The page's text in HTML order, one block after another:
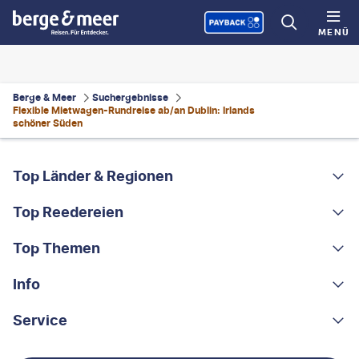
MENÜ
Berge & Meer
Suchergebnisse
Flexible Mietwagen-Rundreise ab/an Dublin: Irlands
schöner Süden
Footer navigation
Top Länder & Regionen
Portugal
Albanien
Griechenland
Top Reedereien
AIDA
MSC Cruises
Costa Kreuzfahrten
Top Themen
Rundreisen
Kleingruppen-Rundreisen
Info
Über uns
Nachhaltigkeit
Service